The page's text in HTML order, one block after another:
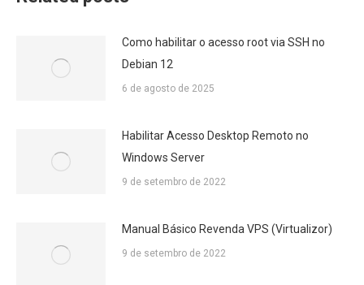
Como habilitar o acesso root via SSH no
Debian 12
6 de agosto de 2025
Habilitar Acesso Desktop Remoto no
Windows Server
9 de setembro de 2022
Manual Básico Revenda VPS (Virtualizor)
9 de setembro de 2022